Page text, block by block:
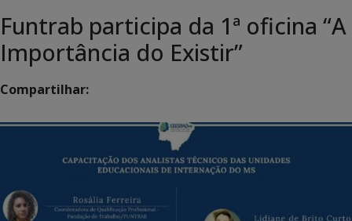
Funtrab participa da 1ª oficina “A
Importância do Existir”
Compartilhar: